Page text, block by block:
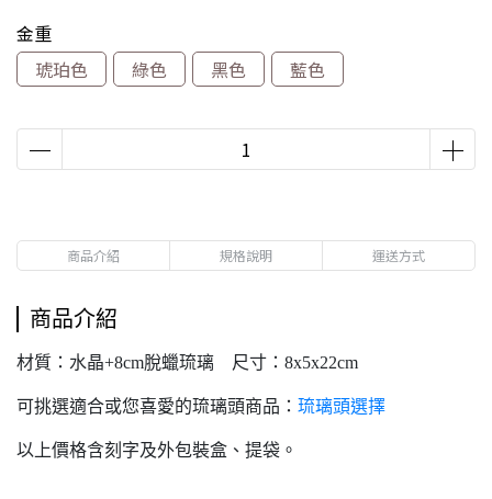
金重
琥珀色
綠色 黑色 藍色
商品介紹 規格說明 運送方式
商品介紹
材質：水晶+8cm脫蠟琉璃 尺寸：8x5x22cm
可挑選適合或您喜愛的琉璃頭商品： 琉璃頭選擇
以上價格含刻字及外包裝盒、提袋。